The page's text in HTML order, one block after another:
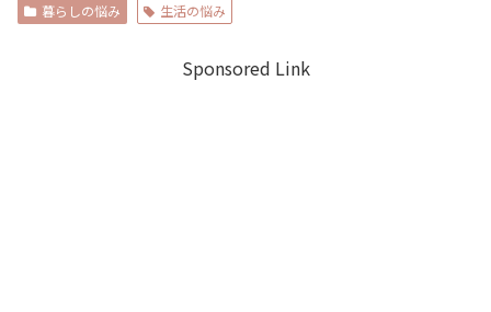
暮らしの悩み 生活の悩み
Sponsored Link